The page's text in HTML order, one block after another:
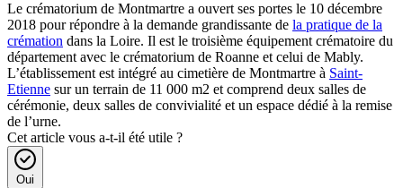
Le crématorium de Montmartre a ouvert ses portes le 10 décembre
2018 pour répondre à la demande grandissante de la pratique de la
crémation dans la Loire. Il est le troisième équipement crématoire du
département avec le crématorium de Roanne et celui de Mably.
L’établissement est intégré au cimetière de Montmartre à Saint-
Etienne sur un terrain de 11 000 m2 et comprend deux salles de
cérémonie, deux salles de convivialité et un espace dédié à la remise
de l’urne.
Cet article vous a-t-il été utile ?
Oui